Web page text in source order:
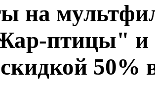
на
птицы"
50%